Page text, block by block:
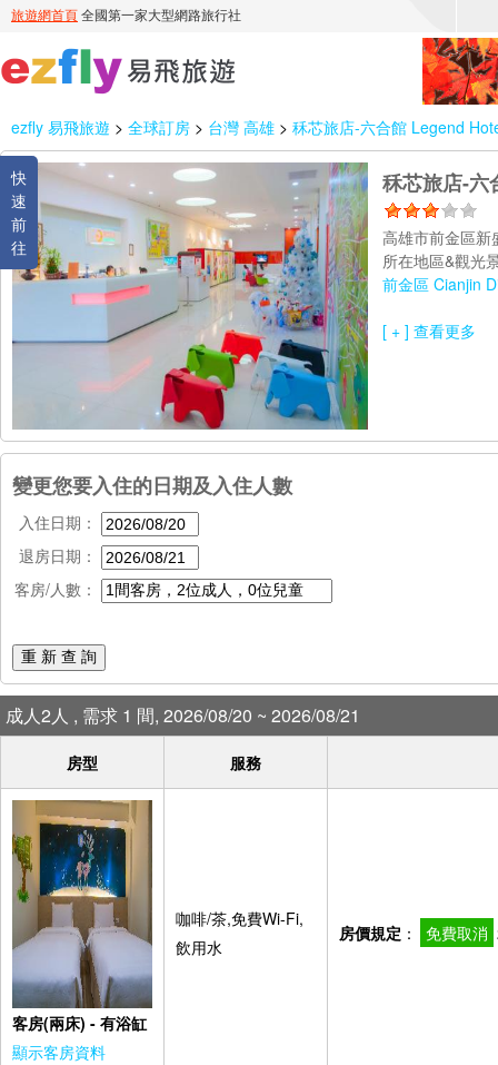
ezfly 易飛旅遊 > 全球訂房 > 台灣 高雄 > 秝芯旅店-六合館 Legend
快
速
前
往
秝芯旅店-
高雄市前金區
所在地區&觀光
前金區 Cianjin
[ + ] 查看更多
變更您要入住的日期及入住人數
入住日期：
退房日期：
客房/人數：
重 新 查 詢
成人2人 , 需求 1 間, 2026/08/20 ~ 2026/08/21
房型 服務
客房(兩床) - 有浴缸
顯示客房資料
咖啡/茶,免費Wi-Fi,
飲用水
房價規定 ： 免費取消